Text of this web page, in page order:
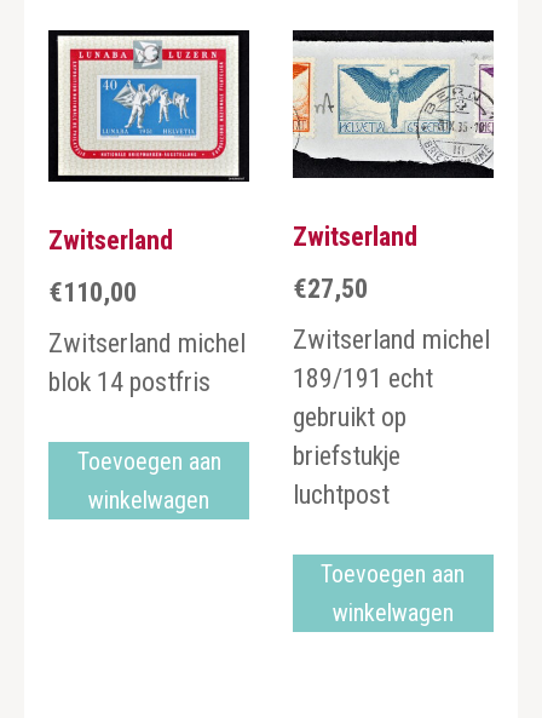
Zwitserland
€110,00
Zwitserland michel
blok 14 postfris
Toevoegen aan
winkelwagen
Zwitserland
€27,50
Zwitserland michel
189/191 echt
gebruikt op
briefstukje
luchtpost
Toevoegen aan
winkelwagen